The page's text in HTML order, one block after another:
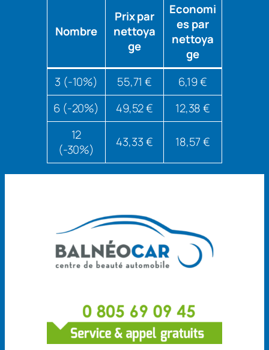
Nombre
Prix par
nettoya
ge
Economi
es par
nettoya
ge
3 (-10%) 55,71 €
6,19 €
6 (-20%) 49,52 €
12,38 €
12
(-30%)
43,33 € 18,57 €